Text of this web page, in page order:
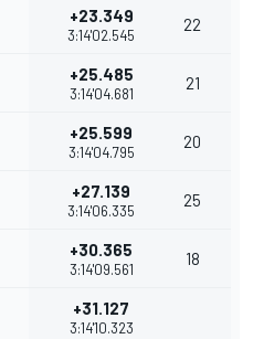
+23.349
3:14'02.545
22
+25.485
3:14'04.681
21
+25.599
3:14'04.795
20
+27.139
3:14'06.335
25
+30.365
3:14'09.561
18
+31.127
3:14'10.323